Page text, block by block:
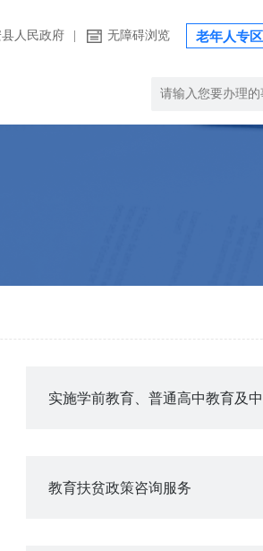
县人民政府 无障碍浏览 老年人专区
教育扶贫政策咨询服务